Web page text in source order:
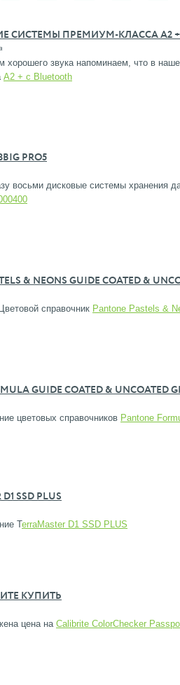
СИСТЕМЫ ПРЕМИУМ-КЛАССА A2 + С
хорошего звука напоминаем, что в
A2 + с Bluetooth
PRO5
восьми дисковые системы хранения
& NEONS GUIDE COATED &
справочник Pantone Pastels &
GUIDE COATED & UNCOATED
цветовых справочников Pantone
SSD PLUS
TerraMaster D1 SSD PLUS
КУПИТЬ
цена на Calibrite ColorChecker